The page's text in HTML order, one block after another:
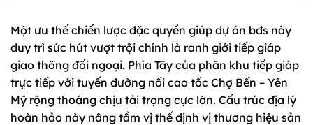
Một ưu thế chiến lược đặc quyền giúp dự án bđs này
duy trì sức hút vượt trội chính là ranh giới tiếp giáp
giao thông đối ngoại. Phía Tây của phân khu tiếp giáp
trực tiếp với tuyến đường nối cao tốc Chợ Bến – Yên
Mỹ rộng thoáng chịu tải trọng cực lớn. Cấu trúc địa lý
hoàn hảo này nâng tầm vị thế định vị thương hiệu sản